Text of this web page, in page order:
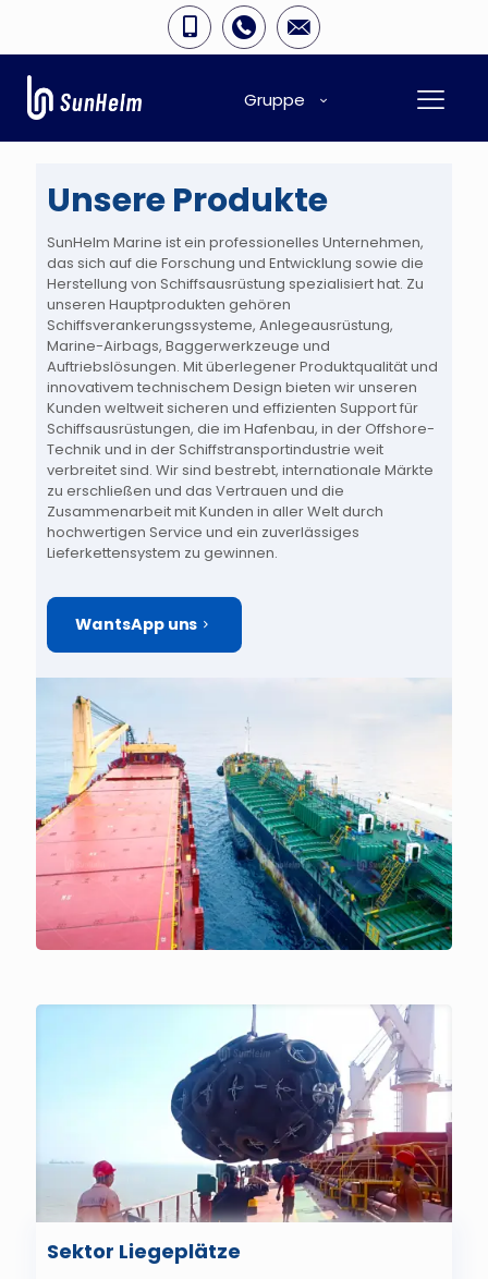
Gruppe
Unsere Produkte
SunHelm Marine ist ein professionelles Unternehmen,
das sich auf die Forschung und Entwicklung sowie die
Herstellung von Schiffsausrüstung spezialisiert hat. Zu
unseren Hauptprodukten gehören
Schiffsverankerungssysteme, Anlegeausrüstung,
Marine-Airbags, Baggerwerkzeuge und
Auftriebslösungen. Mit überlegener Produktqualität und
innovativem technischem Design bieten wir unseren
Kunden weltweit sicheren und effizienten Support für
Schiffsausrüstungen, die im Hafenbau, in der Offshore-
Technik und in der Schiffstransportindustrie weit
verbreitet sind. Wir sind bestrebt, internationale Märkte
zu erschließen und das Vertrauen und die
Zusammenarbeit mit Kunden in aller Welt durch
hochwertigen Service und ein zuverlässiges
Lieferkettensystem zu gewinnen.
WantsApp uns
Sektor Liegeplätze